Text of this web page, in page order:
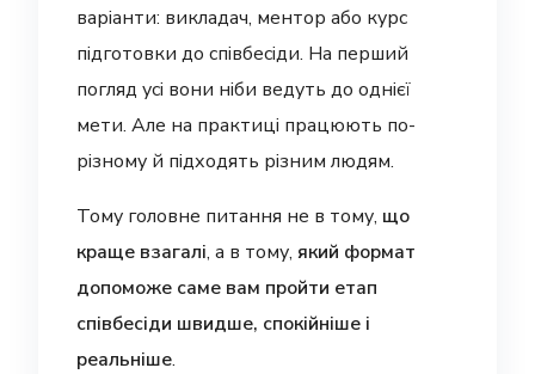
варіанти: викладач, ментор або курс
підготовки до співбесіди. На перший
погляд усі вони ніби ведуть до однієї
мети. Але на практиці працюють по-
різному й підходять різним людям.
Тому головне питання не в тому, що
краще взагалі, а в тому, який формат
допоможе саме вам пройти етап
співбесіди швидше, спокійніше і
реальніше.